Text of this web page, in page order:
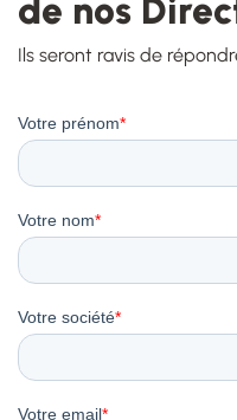
de nos
Ils seront ravis de